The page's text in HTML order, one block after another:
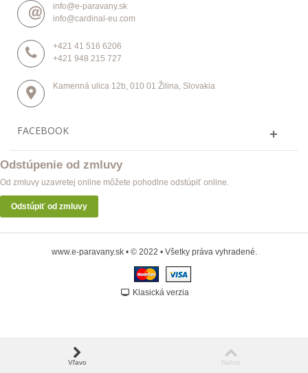
info@e-paravany.sk
info@cardinal-eu.com
+421 41 516 6206
+421 948 215 727
Kamenná ulica 12b, 010 01 Žilina, Slovakia
FACEBOOK
Odstúpenie od zmluvy
Od zmluvy uzavretej online môžete pohodlne odstúpiť online.
Odstúpiť od zmluvy
www.e-paravany.sk • © 2022 • Všetky práva vyhradené.
Klasická verzia
Vľavo Nahor